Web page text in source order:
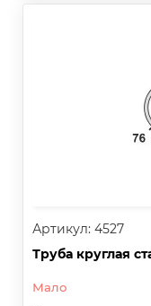
Артикул: 4527
Труба круглая
Мало